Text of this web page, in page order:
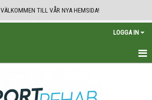
VÄLKOMMEN TILL VÅR NYA HEMSIDA!
LOGGA IN